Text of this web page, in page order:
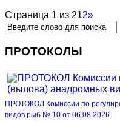
Страница 1 из 212»
ПРОТОКОЛЫ
ПРОТОКОЛ Комиссии по
видов рыб № 10 от 06.08.2026